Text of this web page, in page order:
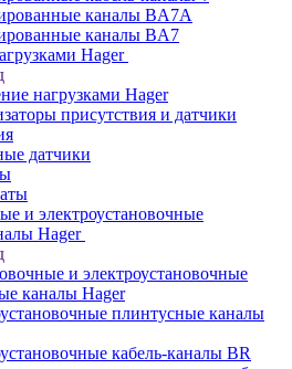
каналы BA7A
каналы BA7
Hager
нагрузками Hager
присутствия и датчики
датчики
и электроустановочные
Hager
и электроустановочные
каналы Hager
плинтусные каналы
кабель-каналы BR